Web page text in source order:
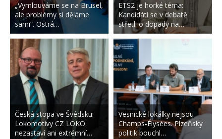
„Vymlouváme se na Brusel,
ale problémy si děláme
sami“. Ostrá…
Česká stopa ve Švédsku:
Lokomotivy CZ LOKO
nezastaví ani extrémní…
ETS2 je horké téma:
Kandidáti se v debatě
střetli o dopady na…
Vesnické lokálky nejsou
Champs-Élysées. Plzeňský
politik bouchl…